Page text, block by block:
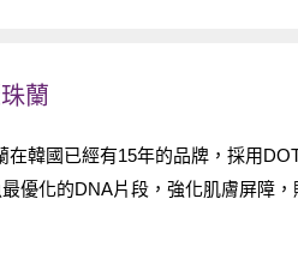
蘭
在韓國已經有15年的品牌，採用
優化的DNA片段，強化肌膚屏障